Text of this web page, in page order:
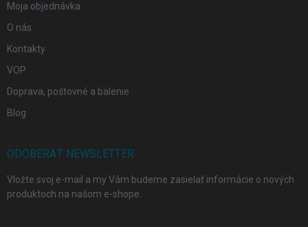
Moja objednávka
O nás
Kontakty
VOP
Doprava, poštovné a balenie
Blog
ODOBERAŤ NEWSLETTER
Vložte svoj e-mail a my Vám budeme zasielať informácie o nových
produktoch na našom e-shope.